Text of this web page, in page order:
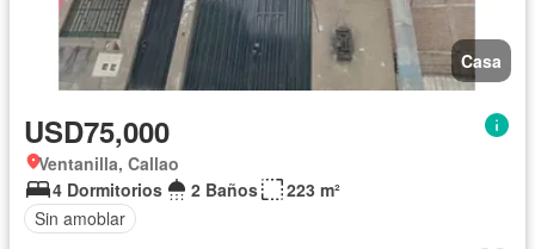
Casa
USD75,000
Ventanilla, Callao
4 Dormitorios
2 Baños
223 m²
Sin amoblar